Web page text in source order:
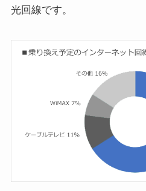
光回線です。